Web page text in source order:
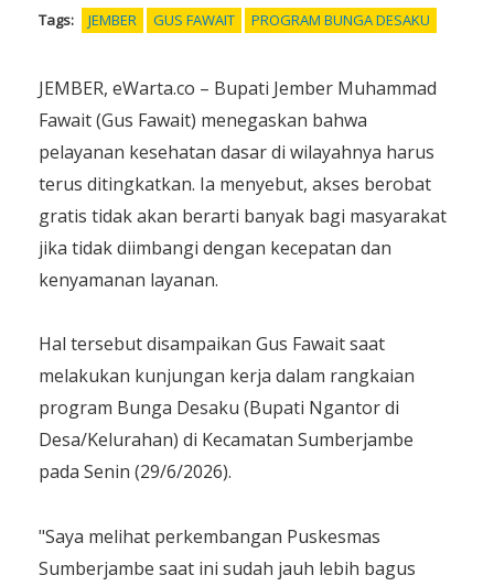
Tags JEMBER GUS FAWAIT PROGRAM BUNGA DESAKU
JEMBER, eWarta.co – Bupati Jember Muhammad
Fawait (Gus Fawait) menegaskan bahwa
pelayanan kesehatan dasar di wilayahnya harus
terus ditingkatkan. Ia menyebut, akses berobat
gratis tidak akan berarti banyak bagi masyarakat
jika tidak diimbangi dengan kecepatan dan
kenyamanan layanan.
​Hal tersebut disampaikan Gus Fawait saat
melakukan kunjungan kerja dalam rangkaian
program Bunga Desaku (Bupati Ngantor di
Desa/Kelurahan) di Kecamatan Sumberjambe
pada Senin (29/6/2026).
​"Saya melihat perkembangan Puskesmas
Sumberjambe saat ini sudah jauh lebih bagus